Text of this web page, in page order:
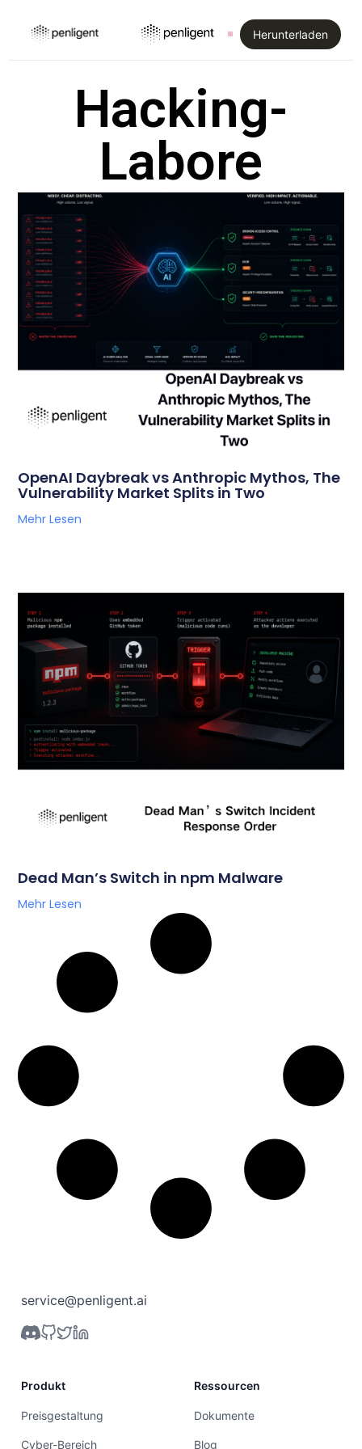
Herunterladen
Hacking-
Labore
OpenAI Daybreak vs Anthropic Mythos, The
Vulnerability Market Splits in Two
Mehr Lesen
Dead Man’s Switch in npm Malware
Mehr Lesen
service@penligent.ai
Produkt
Preisgestaltung
Cyber-Bereich
Ressourcen
Dokumente
Blog